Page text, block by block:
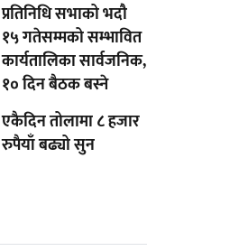
प्रतिनिधि सभाको भदौ
१५ गतेसम्मको सम्भावित
कार्यतालिका सार्वजनिक,
१० दिन बैठक बस्ने
एकैदिन तोलामा ८ हजार
रुपैयाँ बढ्यो सुन